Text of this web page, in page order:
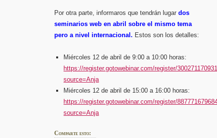
Por otra parte, informaros que tendrán lugar dos
seminarios web en abril sobre el mismo tema
pero a nivel internacional. Estos son los detalles:
Miércoles 12 de abril de 9:00 a 10:00 horas:
https://register.gotowebinar.com/register/
source=Anja
Miércoles 12 de abril de 15:00 a 16:00 horas:
https://register.gotowebinar.com/register/
source=Anja
Comparte esto: